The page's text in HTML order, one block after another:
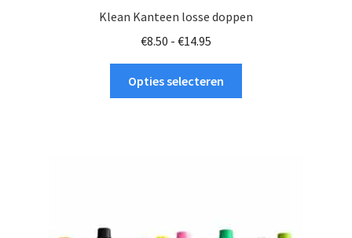
Klean Kanteen losse doppen
€8.50 - €14.95
tot
€14.95
Opties selecteren
gekozen